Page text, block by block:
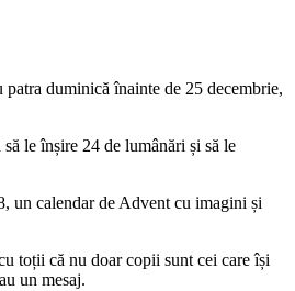
duminică înainte de 25 decembrie,
le înșire 24 de lumânări și să le
un calendar de Advent cu imagini și
toții că nu doar copii sunt cei care își
un mesaj.